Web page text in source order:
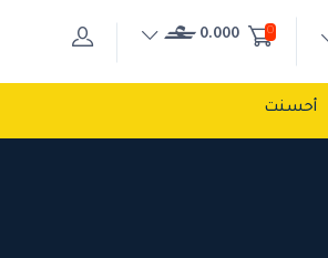
0
0.000
أحسنت